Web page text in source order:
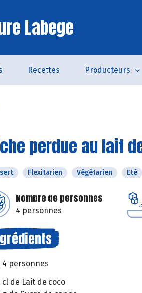
Labege
Recettes Producteurs
perdue au lait
Flexitarien Végétarien Eté
Nombre de personnes
4 personnes
4 personnes
cl de Lait de coco